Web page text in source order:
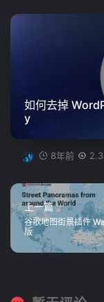
如何去掉
y
8年前
上一篇
谷歌地图街景插件
版